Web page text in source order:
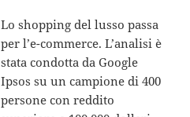
Lo shopping del lusso passa
per l’e-commerce. L’analisi è
stata condotta da Google
Ipsos su un campione di 400
persone con reddito